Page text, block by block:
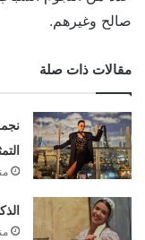
صالح وغيرهم.
مقالات ذات صلة
منذ
منذ